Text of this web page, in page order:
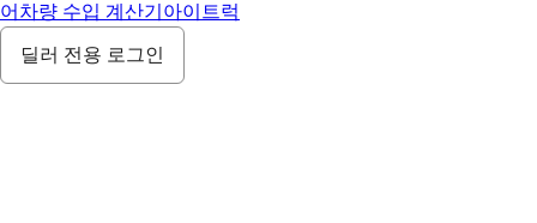
어 차량 수입 계산기 아이트럭
딜러 전용 로그인